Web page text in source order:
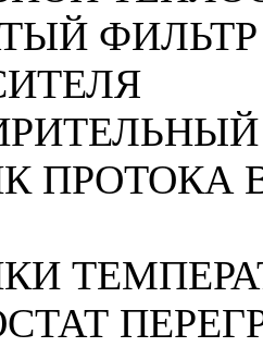
ФИЛЬТР